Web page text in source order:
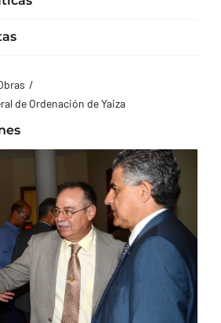
de Ordenación de Yaiza